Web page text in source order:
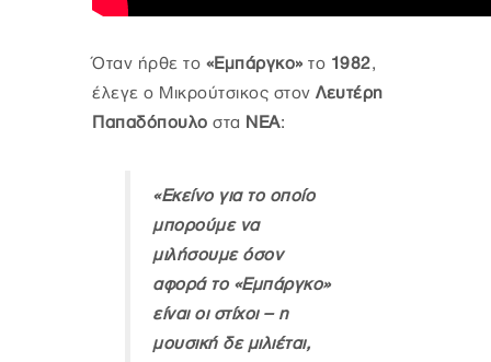
Όταν ήρθε το «Εμπάργκο» το 1982,
έλεγε ο Μικρούτσικος στον Λευτέρη
Παπαδόπουλο στα ΝΕΑ:
«Εκείνο για το οποίο
μπορούμε να
μιλήσουμε όσον
αφορά το «Εμπάργκο»
είναι οι στίχοι – η
μουσική δε μιλιέται,